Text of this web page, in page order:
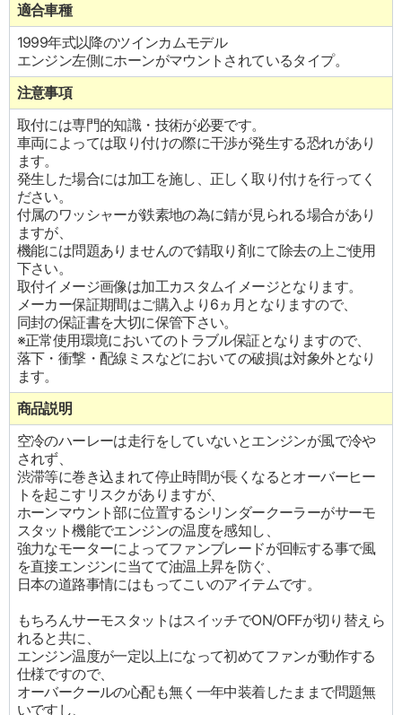
適合車種
1999年式以降のツインカムモデル
エンジン左側にホーンがマウントされているタイプ。
注意事項
取付には専門的知識・技術が必要です。
車両によっては取り付けの際に干渉が発生する恐れがあり
ます。
発生した場合には加工を施し、正しく取り付けを行ってく
ださい。
付属のワッシャーが鉄素地の為に錆が見られる場合があり
ますが、
機能には問題ありませんので錆取り剤にて除去の上ご使用
下さい。
取付イメージ画像は加工カスタムイメージとなります。
メーカー保証期間はご購入より6ヵ月となりますので、
同封の保証書を大切に保管下さい。
※正常使用環境においてのトラブル保証となりますので、
落下・衝撃・配線ミスなどにおいての破損は対象外となり
ます。
商品説明
空冷のハーレーは走行をしていないとエンジンが風で冷や
されず、
渋滞等に巻き込まれて停止時間が長くなるとオーバーヒー
トを起こすリスクがありますが、
ホーンマウント部に位置するシリンダークーラーがサーモ
スタット機能でエンジンの温度を感知し、
強力なモーターによってファンブレードが回転する事で風
を直接エンジンに当てて油温上昇を防ぐ、
日本の道路事情にはもってこいのアイテムです。
もちろんサーモスタットはスイッチでON/OFFが切り替えら
れると共に、
エンジン温度が一定以上になって初めてファンが動作する
仕様ですので、
オーバークールの心配も無く一年中装着したままで問題無
いですし、